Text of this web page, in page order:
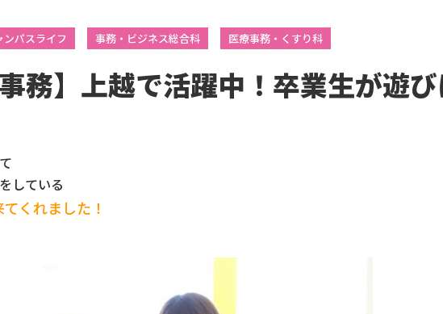
ンパスライフ 事務・ビジネス総合科 医療事務・くすり科
事務】上越で活躍中！卒業生が遊
している
くれました！